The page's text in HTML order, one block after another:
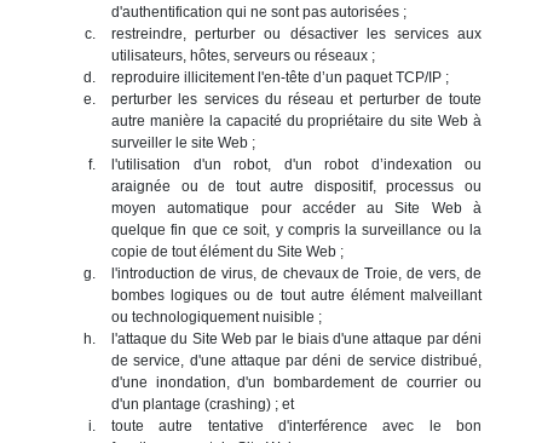
d'authentification qui ne sont pas autorisées ;
restreindre, perturber ou désactiver les services aux
utilisateurs, hôtes, serveurs ou réseaux ;
reproduire illicitement l'en-tête d’un paquet TCP/IP ;
perturber les services du réseau et perturber de toute
autre manière la capacité du propriétaire du site Web à
surveiller le site Web ;
l'utilisation d'un robot, d'un robot d’indexation ou
araignée ou de tout autre dispositif, processus ou
moyen automatique pour accéder au Site Web à
quelque fin que ce soit, y compris la surveillance ou la
copie de tout élément du Site Web ;
l'introduction de virus, de chevaux de Troie, de vers, de
bombes logiques ou de tout autre élément malveillant
ou technologiquement nuisible ;
l'attaque du Site Web par le biais d'une attaque par déni
de service, d'une attaque par déni de service distribué,
d'une inondation, d'un bombardement de courrier ou
d'un plantage (crashing) ; et
toute autre tentative d'interférence avec le bon